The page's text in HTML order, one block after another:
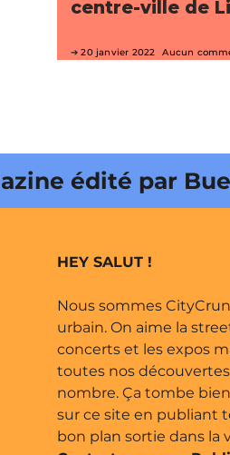
centre-ville de
20 janvier 2022 Aucun
par Buena
HEY SALUT !
Nous sommes
urbain. On aime la
concerts et les expos
toutes nos
nombre. Ça tombe
sur ce site en publiant
bon plan sortie dans la